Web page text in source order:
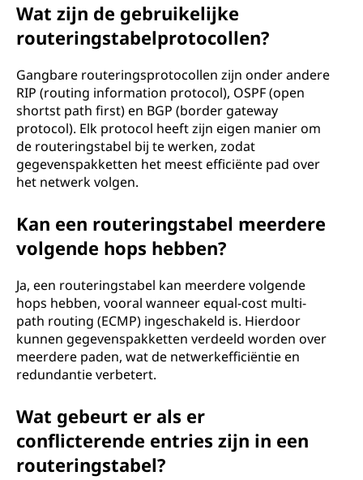
Wat zijn de gebruikelijke
routeringstabelprotocollen?
Gangbare routeringsprotocollen zijn onder andere
RIP (routing information protocol), OSPF (open
shortst path first) en BGP (border gateway
protocol). Elk protocol heeft zijn eigen manier om
de routeringstabel bij te werken, zodat
gegevenspakketten het meest efficiënte pad over
het netwerk volgen.
Kan een routeringstabel meerdere
volgende hops hebben?
Ja, een routeringstabel kan meerdere volgende
hops hebben, vooral wanneer equal-cost multi-
path routing (ECMP) ingeschakeld is. Hierdoor
kunnen gegevenspakketten verdeeld worden over
meerdere paden, wat de netwerkefficiëntie en
redundantie verbetert.
Wat gebeurt er als er
conflicterende entries zijn in een
routeringstabel?